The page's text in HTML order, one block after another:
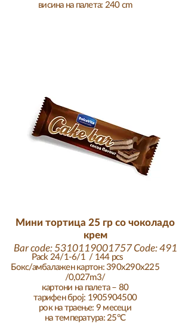
висина на палета: 240 cm
Pack 24/1-6/1/ 144 pcs
Бокс/амбалажен картон: 390x290x225
/0,027m3/
картони на палета – 80
тарифен број: 1905904500
рок на траење: 9 месеци
на температура: 25°C
Мини тортица 25 гр со чоколадо
крем
Bar code:5310119001757Code: 491